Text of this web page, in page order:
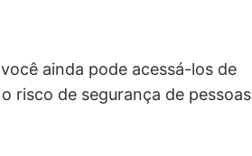
ainda pode acessá-los de
risco de segurança de pessoas